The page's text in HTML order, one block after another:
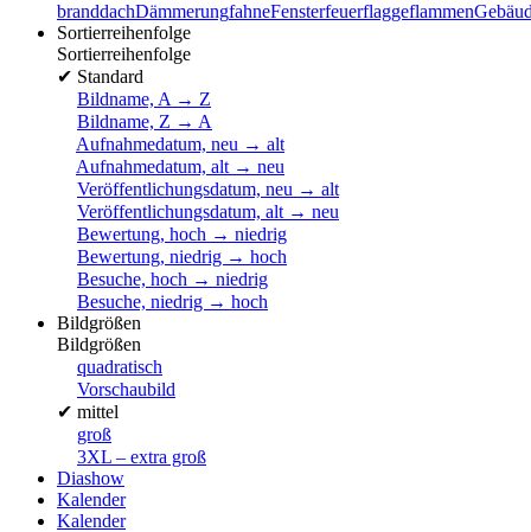
branddachDämmerungfahneFensterfeuerflaggeflammen
Sortierreihenfolge
Sortierreihenfolge
✔ Standard
Bildname, A → Z
Bildname, Z → A
Aufnahmedatum, neu → alt
Aufnahmedatum, alt → neu
Veröffentlichungsdatum, neu → alt
Veröffentlichungsdatum, alt → neu
Bewertung, hoch → niedrig
Bewertung, niedrig → hoch
Besuche, hoch → niedrig
Besuche, niedrig → hoch
Bildgrößen
Bildgrößen
quadratisch
Vorschaubild
✔ mittel
groß
3XL – extra groß
Diashow
Kalender
Kalender